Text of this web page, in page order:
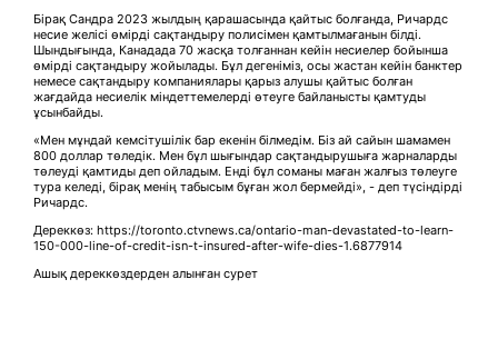
Бірақ Сандра 2023 жылдың қарашасында қайтыс болғанда, Ричардс
несие желісі өмірді сақтандыру полисімен қамтылмағанын білді.
Шындығында, Канадада 70 жасқа толғаннан кейін несиелер бойынша
өмірді сақтандыру жойылады. Бұл дегеніміз, осы жастан кейін банктер
немесе сақтандыру компаниялары қарыз алушы қайтыс болған
жағдайда несиелік міндеттемелерді өтеуге байланысты қамтуды
ұсынбайды.
«Мен мұндай кемсітушілік бар екенін білмедім. Біз ай сайын шамамен
800 доллар төледік. Мен бұл шығындар сақтандырушыға жарналарды
төлеуді қамтиды деп ойладым. Енді бұл соманы маған жалғыз төлеуге
тура келеді, бірақ менің табысым бұған жол бермейді», - деп түсіндірді
Ричардс.
Дереккөз: https://toronto.ctvnews.ca/ontario-man-devastated-to-learn-
150-000-line-of-credit-isn-t-insured-after-wife-dies-1.6877914
Ашық дереккөздерден алынған сурет